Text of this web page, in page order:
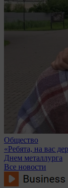
Общество
«Ребята, на вас
Днем металлурга
Все новости